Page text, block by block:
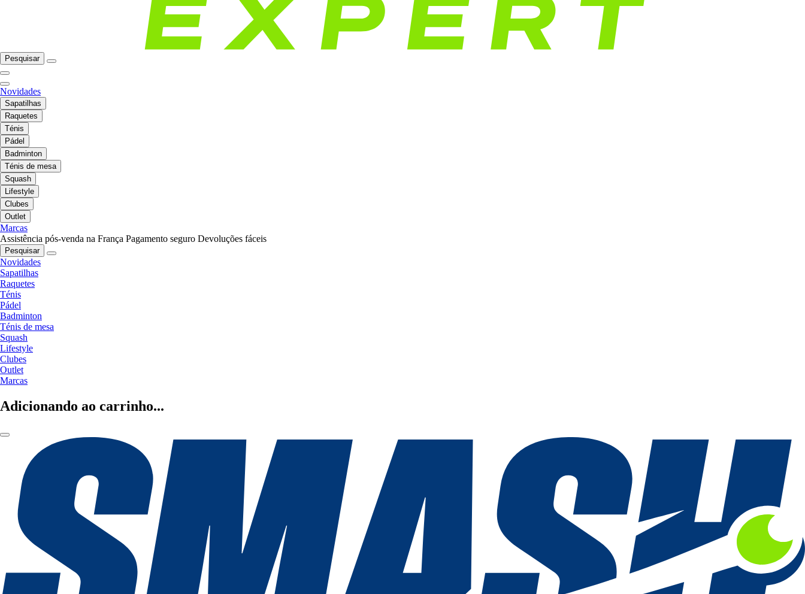
Pesquisar
Novidades
Sapatilhas
Raquetes
Ténis
Pádel
Badminton
Ténis de mesa
Squash
Lifestyle
Clubes
Outlet
Marcas
Assistência pós-venda na França Pagamento seguro Devoluções fáceis
Pesquisar
Novidades
Sapatilhas
Raquetes
Ténis
Pádel
Badminton
Ténis de mesa
Squash
Lifestyle
Clubes
Outlet
Marcas
Adicionando ao carrinho...